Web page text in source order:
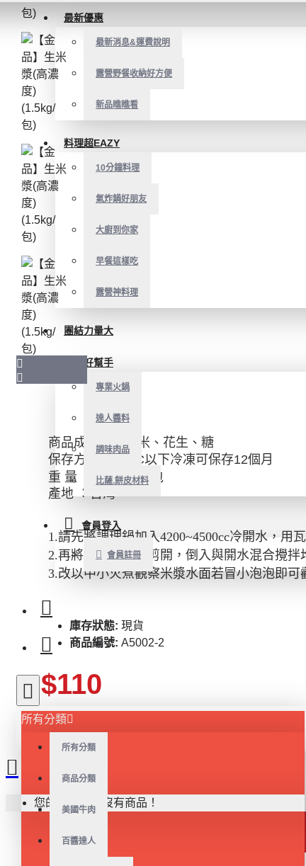
最新優惠
最新消息&運費說明
露營野餐收納好方便
新品瞧瞧看
料理超EAZY
10分鐘料理
氣炸鍋好朋友
大廚到你家
早餐這樣吃
露營神料理
團結力量大
開店好幫手
專業火鍋
達人醬料
調味肉品
比薩.餅皮材料
會員登入
會員註冊
所有分類
所有分類
商品分類
美國牛肉
百醬達人
您的購物車內沒有商品！
商品成分：水、米、花生、糖
保存方式：-18°C以下冷凍可保存12個月
重 量 ：1500公克/包
產地 ：台灣
1.請先將調理鍋加入4200~4500cc冷開水，用
2.再將本產品包裝剪開，倒入與開水混合攪拌
3.改以中小火煮觀察米漿水面若冒小泡泡即可
庫存狀態: 現貨
商品編號: A5002-2
$110
$130